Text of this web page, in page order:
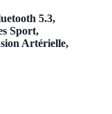
5.3,
Sport,
Artérielle,